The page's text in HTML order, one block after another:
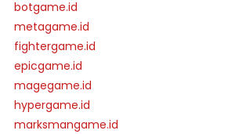
botgame.id
metagame.id
fightergame.id
epicgame.id
magegame.id
hypergame.id
marksmangame.id